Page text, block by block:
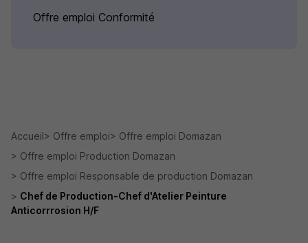
Offre emploi Conformité
Accueil Offre emploi
Offre emploi Domazan
Offre emploi Production Domazan
Offre emploi Responsable de production Domazan
Chef de Production-Chef d'Atelier Peinture
Anticorrrosion H/F